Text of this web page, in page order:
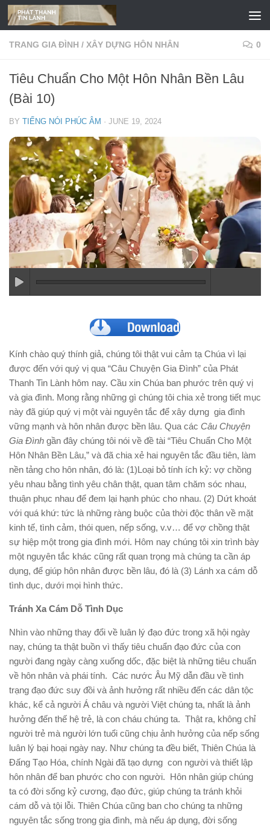
Skip to content
TRANG GIA ĐÌNH / XÂY DỰNG HÔN NHÂN 0
Tiêu Chuẩn Cho Một Hôn Nhân Bền Lâu
(Bài 10)
BY TIẾNG NÓI PHÚC ÂM · JUNE 19, 2024
Kính chào quý thính giả, chúng tôi thật vui cảm tạ Chúa vì lại
được đến với quý vị qua “Câu Chuyện Gia Đình” của Phát
Thanh Tin Lành hôm nay. Cầu xin Chúa ban phước trên quý vị
và gia đình. Mong rằng những gì chúng tôi chia xẻ trong tiết mục
này đã giúp quý vị một vài nguyên tắc để xây dựng gia đình
vững mạnh và hôn nhân được bền lâu. Qua các Câu Chuyện
Gia Đình gần đây chúng tôi nói về đề tài “Tiêu Chuẩn Cho Một
Hôn Nhân Bền Lâu,” và đã chia xẻ hai nguyên tắc đầu tiên, làm
nền tảng cho hôn nhân, đó là: (1)Loại bỏ tính ích kỷ: vợ chồng
yêu nhau bằng tình yêu chân thật, quan tâm chăm sóc nhau,
thuận phục nhau để đem lại hạnh phúc cho nhau. (2) Dứt khoát
với quá khứ: tức là những ràng buộc của thời độc thân về mặt
kinh tế, tình cảm, thói quen, nếp sống, v.v… để vợ chồng thật
sự hiệp một trong gia đình mới. Hôm nay chúng tôi xin trình bày
một nguyên tắc khác cũng rất quan trọng mà chúng ta cần áp
dụng, để giúp hôn nhân được bền lâu, đó là (3) Lánh xa cám dỗ
tình dục, dưới mọi hình thức.
Tránh Xa Cám Dỗ Tình Dục
Nhìn vào những thay đổi về luân lý đạo đức trong xã hội ngày
nay, chúng ta thật buồn vì thấy tiêu chuẩn đạo đức của con
người đang ngày càng xuống dốc, đặc biệt là những tiêu chuẩn
về hôn nhân và phái tính. Các nước Âu Mỹ dẫn đầu về tình
trạng đạo đức suy đồi và ảnh hưởng rất nhiều đến các dân tộc
khác, kể cả người Á châu và người Việt chúng ta, nhất là ảnh
hưởng đến thế hệ trẻ, là con cháu chúng ta. Thật ra, không chỉ
người trẻ mà người lớn tuổi cũng chịu ảnh hưởng của nếp sống
luân lý bại hoại ngày nay. Như chúng ta đều biết, Thiên Chúa là
Đấng Tạo Hóa, chính Ngài đã tạo dựng con người và thiết lập
hôn nhân để ban phước cho con người. Hôn nhân giúp chúng
ta có đời sống kỷ cương, đạo đức, giúp chúng ta tránh khỏi
cám dỗ và tội lỗi. Thiên Chúa cũng ban cho chúng ta những
nguyên tắc sống trong gia đình, mà nếu áp dụng, đời sống